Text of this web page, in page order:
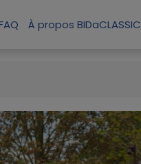
À propos BIDaCLASSIC